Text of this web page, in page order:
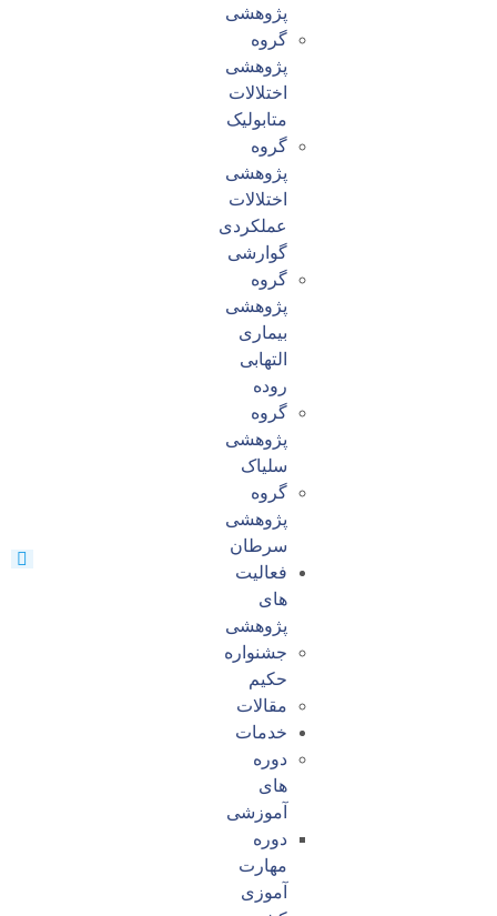
پژوهشی
گروه
پژوهشی
اختلالات
متابولیک
گروه
پژوهشی
اختلالات
عملکردی
گوارشی
گروه
پژوهشی
بیماری
التهابی
روده
گروه
پژوهشی
سلیاک
گروه
پژوهشی
سرطان
فعالیت
های
پژوهشی
جشنواره
حکیم
مقالات
خدمات
دوره
های
آموزشی
دوره
مهارت
آموزی